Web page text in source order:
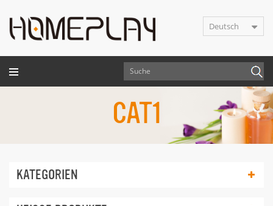
Deutsch
CAT1
KATEGORIEN